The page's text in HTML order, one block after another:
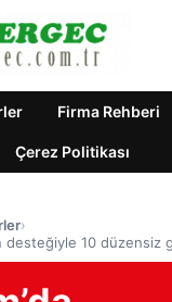
Firma Rehberi
Çerez Politikası
›
desteğiyle 10 düzensiz